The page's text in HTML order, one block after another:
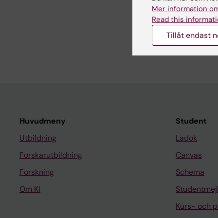
BOOK CHAPTER:
SCIENCE.2022;p.
A Kendall Shape
Paskin M; Baum D;
Huvudmeny
Utbildning
Forskarutbildning
Forskning
Om KI
Student
Ladok
Canvas
Schema
Kurs- och
Mer information
Read this
Tillåt endast